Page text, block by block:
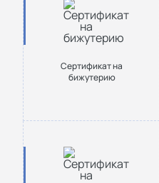
Сертификат на
бижутерию